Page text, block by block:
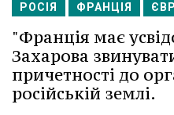
РОСІЯ ФРАНЦІЯ
"Франція має
Захарова
причетності до
російській землі.